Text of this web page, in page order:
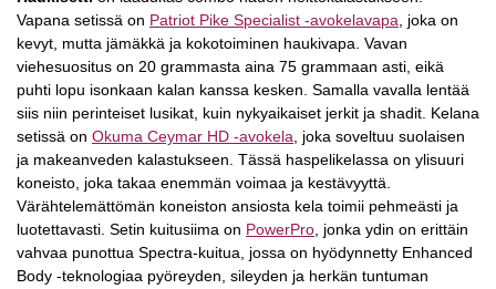
Vapana setissä on Patriot Pike Specialist -avokelavapa , joka on
kevyt, mutta jämäkkä ja kokotoiminen haukivapa. Vavan
viehesuositus on 20 grammasta aina 75 grammaan asti, eikä
puhti lopu isonkaan kalan kanssa kesken. Samalla vavalla lentää
siis niin perinteiset lusikat, kuin nykyaikaiset jerkit ja shadit. Kelana
setissä on Okuma Ceymar HD -avokela , joka soveltuu suolaisen
ja makeanveden kalastukseen. Tässä haspelikelassa on ylisuuri
koneisto, joka takaa enemmän voimaa ja kestävyyttä.
Värähtelemättömän koneiston ansiosta kela toimii pehmeästi ja
luotettavasti. Setin kuitusiima on PowerPro , jonka ydin on erittäin
vahvaa punottua Spectra-kuitua, jossa on hyödynnetty Enhanced
Body -teknologiaa pyöreyden, sileyden ja herkän tuntuman